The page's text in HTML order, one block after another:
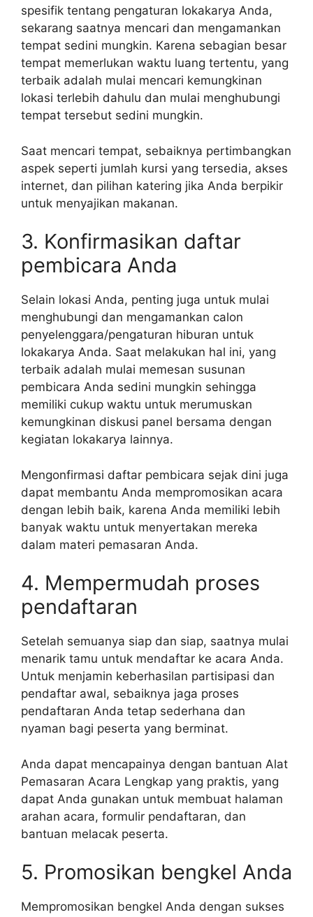
spesifik tentang pengaturan lokakarya Anda,
sekarang saatnya mencari dan mengamankan
tempat sedini mungkin. Karena sebagian besar
tempat memerlukan waktu luang tertentu, yang
terbaik adalah mulai mencari kemungkinan
lokasi terlebih dahulu dan mulai menghubungi
tempat tersebut sedini mungkin.
Saat mencari tempat, sebaiknya pertimbangkan
aspek seperti jumlah kursi yang tersedia, akses
internet, dan pilihan katering jika Anda berpikir
untuk menyajikan makanan.
3. Konfirmasikan daftar
pembicara Anda
Selain lokasi Anda, penting juga untuk mulai
menghubungi dan mengamankan calon
penyelenggara/pengaturan hiburan untuk
lokakarya Anda. Saat melakukan hal ini, yang
terbaik adalah mulai memesan susunan
pembicara Anda sedini mungkin sehingga
memiliki cukup waktu untuk merumuskan
kemungkinan diskusi panel bersama dengan
kegiatan lokakarya lainnya.
Mengonfirmasi daftar pembicara sejak dini juga
dapat membantu Anda mempromosikan acara
dengan lebih baik, karena Anda memiliki lebih
banyak waktu untuk menyertakan mereka
dalam materi pemasaran Anda.
4. Mempermudah proses
pendaftaran
Setelah semuanya siap dan siap, saatnya mulai
menarik tamu untuk mendaftar ke acara Anda.
Untuk menjamin keberhasilan partisipasi dan
pendaftar awal, sebaiknya jaga proses
pendaftaran Anda tetap sederhana dan
nyaman bagi peserta yang berminat.
Anda dapat mencapainya dengan bantuan Alat
Pemasaran Acara Lengkap yang praktis, yang
dapat Anda gunakan untuk membuat halaman
arahan acara, formulir pendaftaran, dan
bantuan melacak peserta.
5. Promosikan bengkel Anda
Mempromosikan bengkel Anda dengan sukses